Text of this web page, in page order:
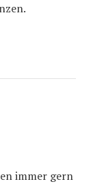
immer gern